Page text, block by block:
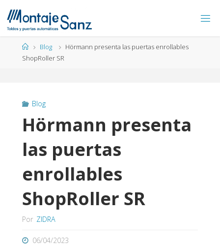
Blog
Hörmann presenta las puertas enrollables
ShopRoller SR
Blog
Hörmann presenta
las puertas
enrollables
ShopRoller SR
Por ZIDRA
06/04/2023